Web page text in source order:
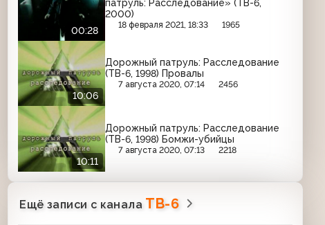
00:28
патруль: Расследование» (ТВ-6,
2000)
18 февраля 2021, 18:33 1965
10:06
Дорожный патруль: Расследование
(ТВ-6, 1998) Провалы
7 августа 2020, 07:14 2456
10:11
Дорожный патруль: Расследование
(ТВ-6, 1998) Бомжи-убийцы
7 августа 2020, 07:13 2218
Ещё записи с канала ТВ-6